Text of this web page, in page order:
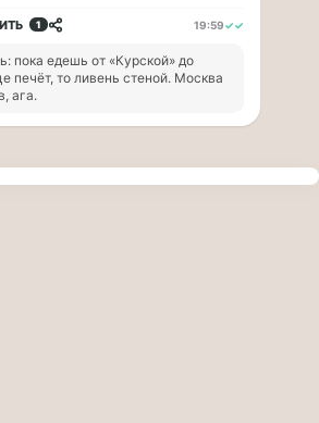
1 19:59✓✓
пока едешь от «Курской» до
печёт, то ливень стеной. Москва
ага.